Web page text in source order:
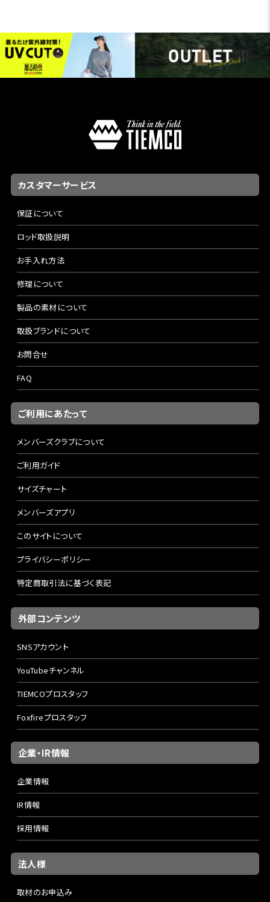
カスタマーサービス
保証について
ロッド取扱説明
お手入れ方法
修理について
製品の素材について
取扱ブランドについて
お問合せ
FAQ
ご利用にあたって
メンバーズクラブについて
ご利用ガイド
サイズチャート
メンバーズアプリ
このサイトについて
プライバシーポリシー
特定商取引法に基づく表記
外部コンテンツ
SNSアカウント
YouTubeチャンネル
TIEMCOプロスタッフ
Foxfireプロスタッフ
企業・IR情報
企業情報
IR情報
採用情報
法人様
取材のお申込み